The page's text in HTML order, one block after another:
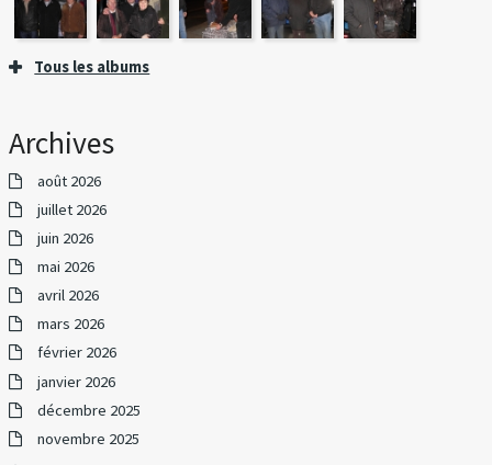
Tous les albums
Archives
août 2026
juillet 2026
juin 2026
mai 2026
avril 2026
mars 2026
février 2026
janvier 2026
décembre 2025
novembre 2025